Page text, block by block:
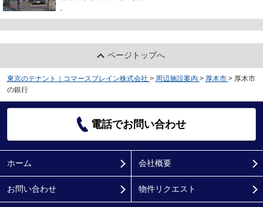
-
ページトップへ
東京のテナント｜コマースブレイン株式会社 > 周辺施設案内 > 厚木市 > 厚木市
の銀行
電話でお問い合わせ
ホーム 会社概要
お問い合わせ 物件リクエスト